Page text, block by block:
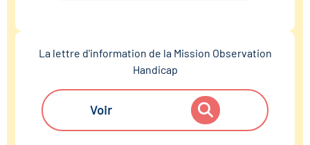
La lettre d'information de la Mission Observation
Handicap
Voir